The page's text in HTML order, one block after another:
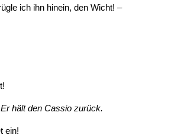
ich ihn hinein, den Wicht! –
Er hält den Cassio zurück.
ein!